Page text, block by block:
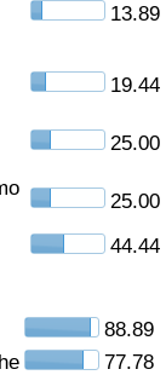
13.89
19.44
25.00
25.00
44.44
88.89
77.78